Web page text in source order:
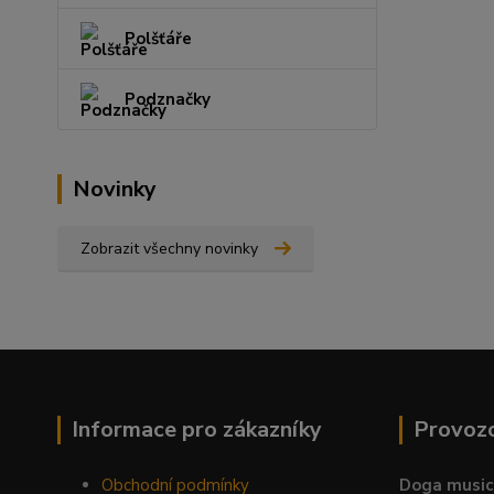
Polšťáře
Podznačky
Novinky
Zobrazit všechny novinky
Informace pro zákazníky
Obchodní podmínky Doga